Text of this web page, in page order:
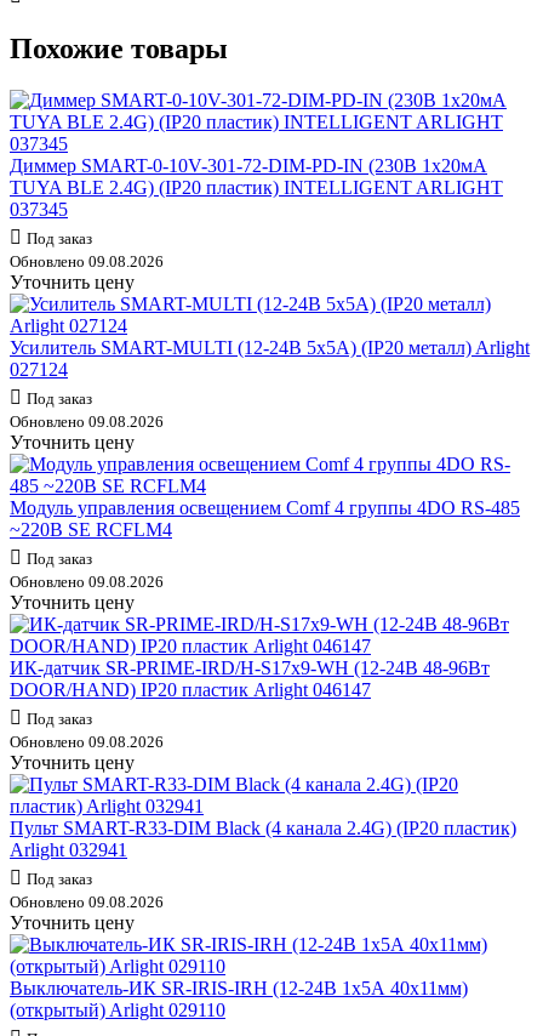
Похожие товары
Диммер SMART-0-10V-301-72-DIM-PD-IN (230В 1х20мА
TUYA BLE 2.4G) (IP20 пластик) INTELLIGENT ARLIGHT
037345
Под заказ
Обновлено 09.08.2026
Уточнить цену
Усилитель SMART-MULTI (12-24В 5х5А) (IP20 металл) Arlight
027124
Под заказ
Обновлено 09.08.2026
Уточнить цену
Модуль управления освещением Comf 4 группы 4DO RS-485
~220В SE RCFLM4
Под заказ
Обновлено 09.08.2026
Уточнить цену
ИК-датчик SR-PRIME-IRD/H-S17х9-WH (12-24В 48-96Вт
DOOR/HAND) IP20 пластик Arlight 046147
Под заказ
Обновлено 09.08.2026
Уточнить цену
Пульт SMART-R33-DIM Black (4 канала 2.4G) (IP20 пластик)
Arlight 032941
Под заказ
Обновлено 09.08.2026
Уточнить цену
Выключатель-ИК SR-IRIS-IRH (12-24В 1х5А 40х11мм)
(открытый) Arlight 029110